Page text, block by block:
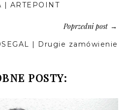
| ARTEPOINT
Poprzedni post→
| Drugie zamówienie
POSTY: